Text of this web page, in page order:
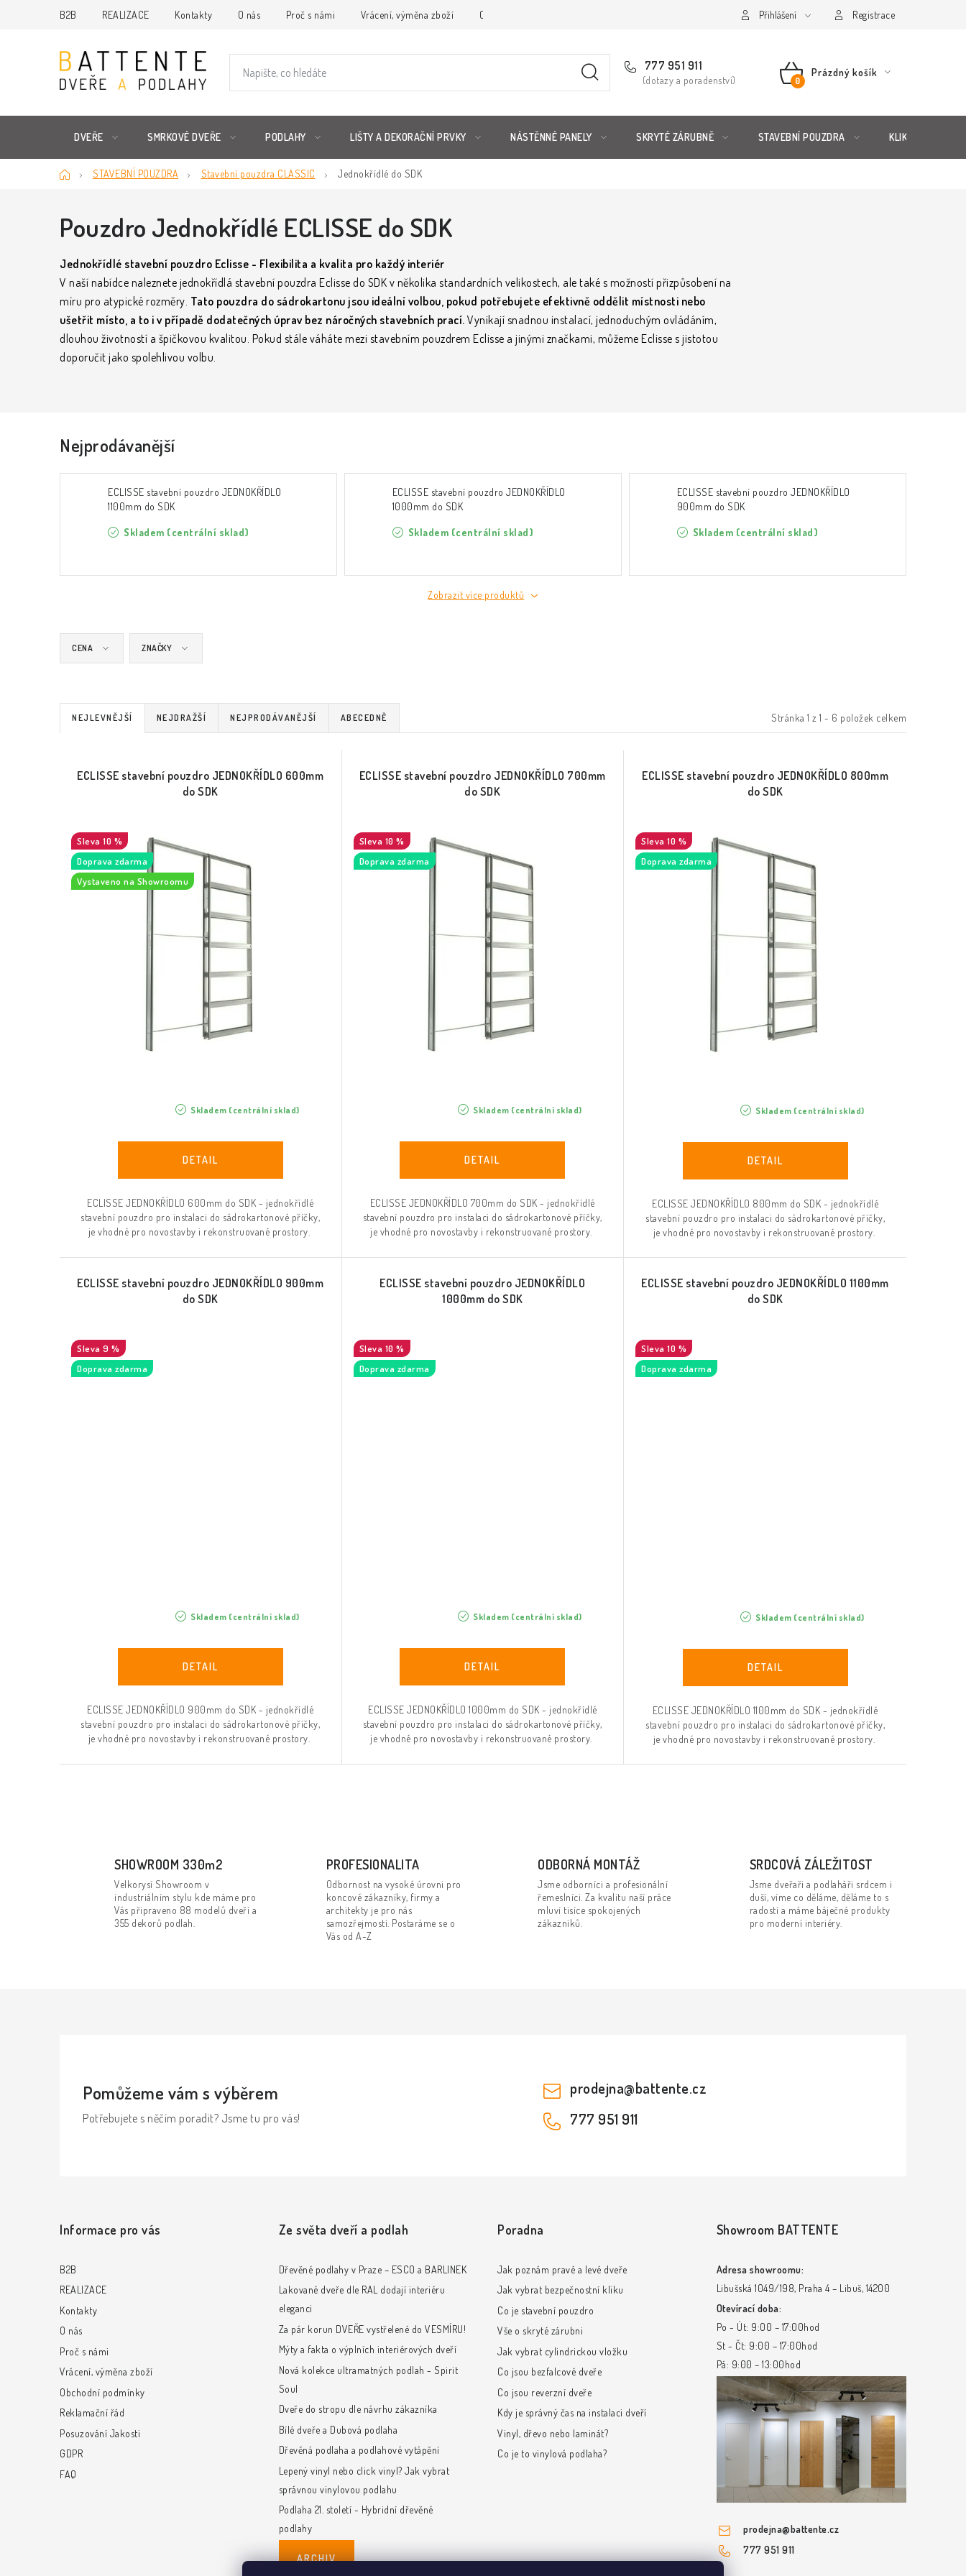
B2B REALIZACE Kontakty O nás Proč s námi Vrácení, výměna zboží Obchodní podmínky Posuzování Jakosti GDPR FAQ
Přihlášení Registrace
777 951 911
(dotazy a poradenství)
NÁKUPNÍ
Prázdný košík
DVEŘE SMRKOVÉ DVEŘE PODLAHY LIŠTY A DEKORAČNÍ PRVKY NÁSTĚNNÉ PANELY SKRYTÉ ZÁRUBNĚ STAVEBNÍ POUZDRA KLIKY & KOVÁNÍ
DomůSTAVEBNÍ POUZDRA Stavební pouzdra CLASSIC Jednokřídlé do SDK
Pouzdro Jednokřídlé ECLISSE do SDK
Jednokřídlé stavební pouzdro Eclisse - Flexibilita a kvalita pro každý interiér
V naší nabídce naleznete jednokřídlá stavební pouzdra Eclisse do SDK v několika standardních velikostech, ale také s možností přizpůsobení na
míru pro atypické rozměry. Tato pouzdra do sádrokartonu jsou ideální volbou, pokud potřebujete efektivně oddělit místnosti nebo
ušetřit místo, a to i v případě dodatečných úprav bez náročných stavebních prací. Vynikají snadnou instalací, jednoduchým ovládáním,
dlouhou životností a špičkovou kvalitou. Pokud stále váháte mezi stavebním pouzdrem Eclisse a jinými značkami, můžeme Eclisse s jistotou
doporučit jako spolehlivou volbu.
Nejprodávanější
ECLISSE stavební pouzdro JEDNOKŘÍDLO
1100mm do SDK
Skladem (centrální sklad)
ECLISSE stavební pouzdro JEDNOKŘÍDLO
1000mm do SDK
Skladem (centrální sklad)
ECLISSE stavební pouzdro JEDNOKŘÍDLO
900mm do SDK
Skladem (centrální sklad)
Zobrazit více produktů
CENA ZNAČKY
Stránka 1 z 1 - 6 položek celkem
Ř
a
p
NEJLEVNĚJŠÍ NEJDRAŽŠÍ NEJPRODÁVANĚJŠÍ ABECEDNĚ
p
ECLISSE stavební pouzdro JEDNOKŘÍDLO 600mm
do SDK
10 %
Doprava zdarma
Vystaveno na Showroomu
Skladem (centrální sklad)
ECLISSE JEDNOKŘÍDLO 600mm do SDK - jednokřídlé
stavební pouzdro pro instalaci do sádrokartonové příčky,
je vhodné pro novostavby i rekonstruované prostory.
ECLISSE stavební pouzdro JEDNOKŘÍDLO 700mm
do SDK
10 %
Doprava zdarma
Skladem (centrální sklad)
ECLISSE JEDNOKŘÍDLO 700mm do SDK - jednokřídlé
stavební pouzdro pro instalaci do sádrokartonové příčky,
je vhodné pro novostavby i rekonstruované prostory.
ECLISSE stavební pouzdro JEDNOKŘÍDLO 800mm
do SDK
10 %
Doprava zdarma
Skladem (centrální sklad)
ECLISSE JEDNOKŘÍDLO 800mm do SDK - jednokřídlé
stavební pouzdro pro instalaci do sádrokartonové příčky,
je vhodné pro novostavby i rekonstruované prostory.
ECLISSE stavební pouzdro JEDNOKŘÍDLO 900mm
do SDK
9 %
Doprava zdarma
Skladem (centrální sklad)
ECLISSE JEDNOKŘÍDLO 900mm do SDK - jednokřídlé
stavební pouzdro pro instalaci do sádrokartonové příčky,
je vhodné pro novostavby i rekonstruované prostory.
ECLISSE stavební pouzdro JEDNOKŘÍDLO
1000mm do SDK
10 %
Doprava zdarma
Skladem (centrální sklad)
ECLISSE JEDNOKŘÍDLO 1000mm do SDK - jednokřídlé
stavební pouzdro pro instalaci do sádrokartonové příčky,
je vhodné pro novostavby i rekonstruované prostory.
ECLISSE stavební pouzdro JEDNOKŘÍDLO 1100mm
do SDK
10 %
Doprava zdarma
Skladem (centrální sklad)
ECLISSE JEDNOKŘÍDLO 1100mm do SDK - jednokřídlé
stavební pouzdro pro instalaci do sádrokartonové příčky,
je vhodné pro novostavby i rekonstruované prostory.
s
SHOWROOM 330m2
Velkorysí Showroom v
industriálním stylu kde máme pro
Vás připraveno 88 modelů dveří a
355 dekorů podlah.
PROFESIONALITA
Odbornost na vysoké úrovni pro
koncové zákazníky, firmy a
architekty je pro nás
samozřejmostí. Postaráme se o
Vás od A-Z
ODBORNÁ MONTÁŽ
Jsme odborníci a profesionální
řemeslníci. Za kvalitu naší práce
mluví tisíce spokojených
zákazníků.
SRDCOVÁ ZÁLEŽITOST
Jsme dveřaři a podlaháři srdcem i
duší, víme co děláme, děláme to s
radostí a máme báječné produkty
pro moderní interiéry.
Pomůžeme vám s výběrem
Potřebujete s něčím poradit? Jsme tu pro vás!
prodejna@battente.cz
777 951 911
Informace pro vás
B2B
REALIZACE
Kontakty
O nás
Proč s námi
Vrácení, výměna zboží
Obchodní podmínky
Reklamační řád
Posuzování Jakosti
GDPR
FAQ
Ze světa dveří a podlah
Dřevěné podlahy v Praze – ESCO a BARLINEK
Lakované dveře dle RAL dodají interiéru
eleganci
Za pár korun DVEŘE vystřelené do VESMÍRU!
Mýty a fakta o výplních interiérových dveří
Nová kolekce ultramatných podlah - Spirit
Soul
Dveře do stropu dle návrhu zákazníka
Bílé dveře a Dubová podlaha
Dřevěná podlaha a podlahové vytápění
Lepený vinyl nebo click vinyl? Jak vybrat
správnou vinylovou podlahu
Podlaha 21. století - Hybridní dřevěné
podlahy
ARCHIV
Poradna
Jak poznám pravé a levé dveře
Jak vybrat bezpečnostní kliku
Co je stavební pouzdro
Vše o skryté zárubni
Jak vybrat cylindrickou vložku
Co jsou bezfalcové dveře
Co jsou reverzní dveře
Kdy je správný čas na instalaci dveří
Vinyl, dřevo nebo laminát?
Co je to vinylová podlaha?
Showroom BATTENTE
Adresa showroomu:
Libušská 1049/198, Praha 4 – Libuš, 14200
Otevírací doba:
Po - Út: 9:00 – 17:00hod
St - Čt: 9:00 – 17:00hod
Pá: 9:00 – 13:00hod
prodejna@battente.cz
777 951 911